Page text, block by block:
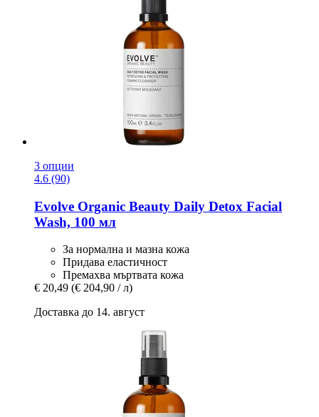
3 опции
4.6 (90)
Evolve Organic Beauty Daily Detox Facial
Wash, 100 мл
За нормална и мазна кожа
Придава еластичност
Премахва мъртвата кожа
€ 20,49 (€ 204,90 / л)
Доставка до 14. август